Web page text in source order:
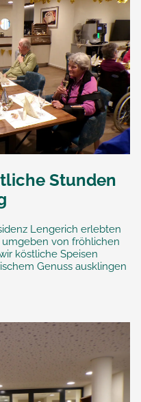
Stunden
Lengerich erlebten
von fröhlichen
köstliche Speisen
Genuss ausklingen